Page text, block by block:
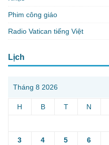
Phim công giáo
Radio Vatican tiếng Việt
Lịch
Tháng 8 2026
H B T N
3 4 5 6